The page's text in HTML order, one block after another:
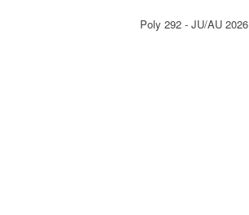
Poly 292 - JU/AU 2026